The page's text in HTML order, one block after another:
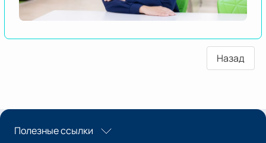
Назад
Полезные ссылки